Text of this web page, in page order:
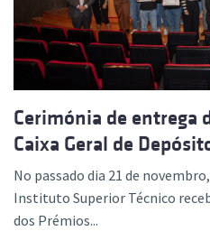
Cerimónia de entrega
Caixa Geral de
No passado dia 21 de
Instituto Superior Técnico
dos Prémios...